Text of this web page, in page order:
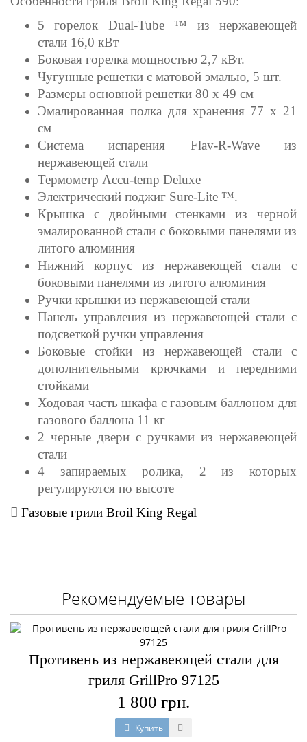
5 горелок Dual-Tube ™ из нержавеющей
стали 16,0 кВт
Боковая горелка мощностью 2,7 кВт.
Чугунные решетки с матовой эмалью, 5 шт.
Размеры основной решетки 80 х 49 см
Эмалированная полка для хранения 77 х 21
см
Система испарения Flav-R-Wave из
нержавеющей стали
Термометр Accu-temp Deluxe
Электрический поджиг Sure-Lite ™.
Крышка с двойными стенками из черной
эмалированной стали с боковыми панелями из
литого алюминия
Нижний корпус из нержавеющей стали с
боковыми панелями из литого алюминия
Ручки крышки из нержавеющей стали
Панель управления из нержавеющей стали с
подсветкой ручки управления
Боковые стойки из нержавеющей стали с
дополнительными крючками и передними
стойками
Ходовая часть шкафа с газовым баллоном для
газового баллона 11 кг
2 черные двери с ручками из нержавеющей
стали
4 запираемых ролика, 2 из которых
регулируются по высоте
Газовые грили Broil King Regal
Рекомендуемые товары
Противень из нержавеющей стали для
гриля GrillPro 97125
1 800 грн.
Купить